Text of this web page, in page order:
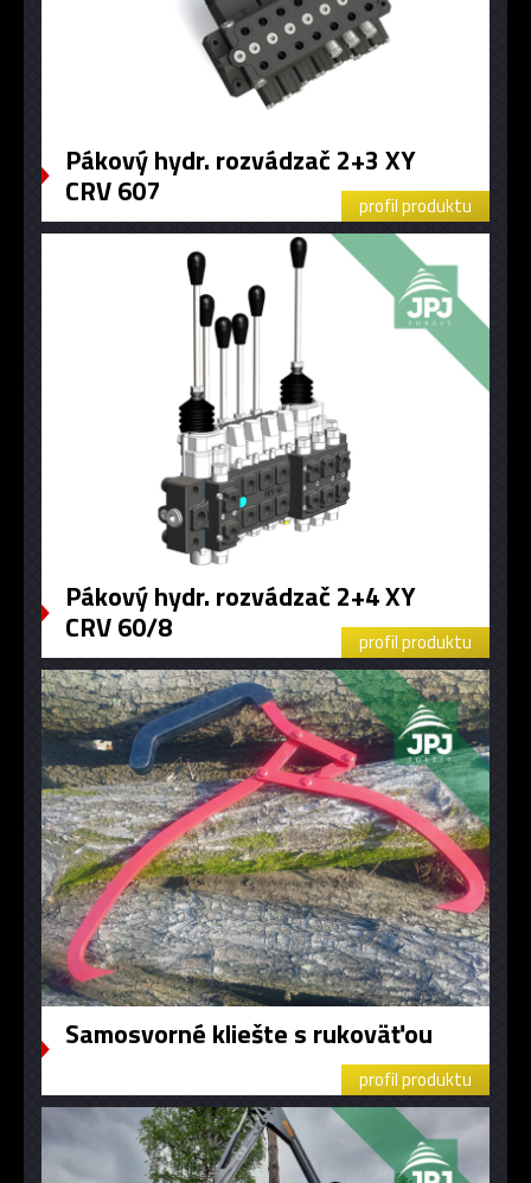
Pákový hydr. rozvádzač 2+3 XY
CRV 607 profil produktu
​Pákový hydr. rozvádzač 2+4 XY
CRV 60/8 profil produktu
Samosvorné kliešte s rukoväťou
profil produktu